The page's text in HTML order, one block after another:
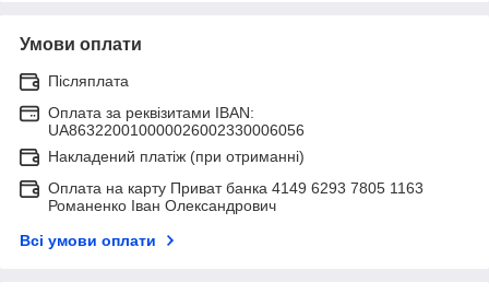
Умови оплати
Післяплата
Оплата за реквізитами IBAN:
UA863220010000026002330006056
Накладений платіж (при отриманні)
Оплата на карту Приват банка 4149 6293 7805 1163
Романенко Іван Олександрович
Всі умови оплати